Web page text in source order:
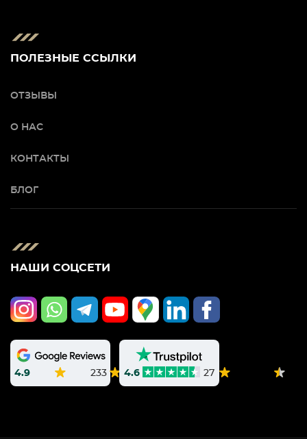
ПОЛЕЗНЫЕ ССЫЛКИ
ОТЗЫВЫ
О НАС
КОНТАКТЫ
БЛОГ
НАШИ СОЦСЕТИ
4.9 233 4.6 27